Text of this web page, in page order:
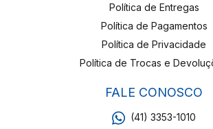
Política de Entregas
Política de Pagamentos
Política de Privacidade
Política de Trocas e
FALE CONOSCO
(41) 3353-1010